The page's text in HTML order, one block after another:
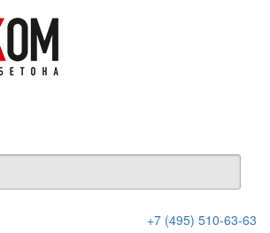
+7 (495) 510-63-63